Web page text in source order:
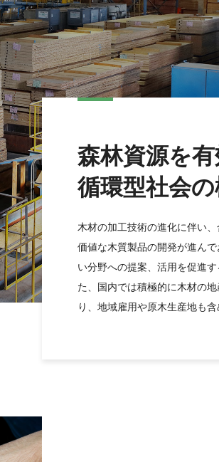
森林資源を
循環型社会
木材の加工技術の進化に伴い
価値な木質製品の開発が進ん
い分野への提案、活用を促進
た、国内では積極的に木材の
り、地域雇用や原木生産地も